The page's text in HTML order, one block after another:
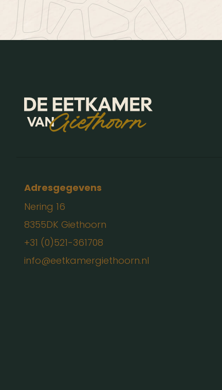
Adresgegevens
Nering 16
8355DK Giethoorn
+31 (0)521-361708
info@eetkamergiethoorn.nl